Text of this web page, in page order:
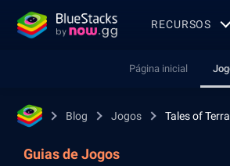
RECURSOS
Página inicial
Blog Jogos Tales of
Guias de Jogos